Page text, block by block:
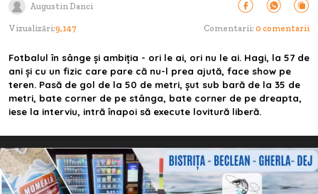
Augustin Danci
Vizualizări:9,147 Comentarii: 0 comentarii
Fotbalul în sânge și ambiția - ori le ai, ori nu le ai. Hagi, la 57 de
ani și cu un fizic care pare că nu-l prea ajută, face show pe
teren. Pasă de gol de la 50 de metri, șut sub bară de la 35 de
metri, bate corner de pe stânga, bate corner de pe dreapta,
iese la interviu, intră înapoi să execute lovitură liberă.